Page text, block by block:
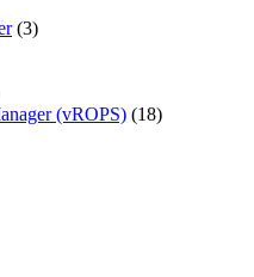
(3)
(vROPS) (18)